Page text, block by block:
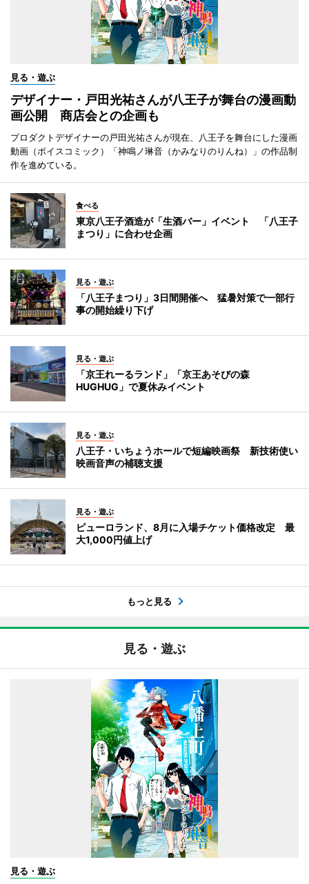
見る・遊ぶ
デザイナー・戸田光祐さんが八王子が舞台の漫画動
画公開 商店会との企画も
プロダクトデザイナーの戸田光祐さんが現在、八王子を舞台にした漫画
動画（ボイスコミック）「神鳴ノ琳音（かみなりのりんね）」の作品制
作を進めている。
食べる
東京八王子酒造が「生酒バー」イベント 「八王子
まつり」に合わせ企画
見る・遊ぶ
「八王子まつり」3日間開催へ 猛暑対策で一部行
事の開始繰り下げ
見る・遊ぶ
「京王れーるランド」「京王あそびの森
HUGHUG」で夏休みイベント
見る・遊ぶ
八王子・いちょうホールで短編映画祭 新技術使い
映画音声の補聴支援
見る・遊ぶ
ピューロランド、8月に入場チケット価格改定 最
大1,000円値上げ
もっと見る
見る・遊ぶ
見る・遊ぶ